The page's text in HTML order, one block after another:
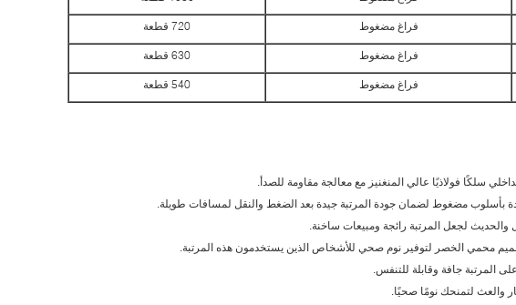
فراغ مضغوط 720 قطعة
فراغ مضغوط 630 قطعة
فراغ مضغوط 540 قطعة